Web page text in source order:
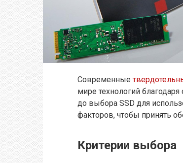
Современные
мире технологий
до выбора SSD для
факторов, чтобы принять
Критерии выбора